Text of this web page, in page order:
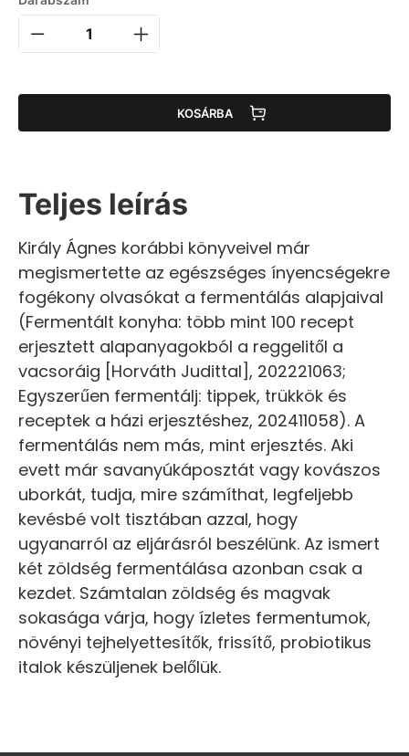
KOSÁRBA
Teljes leírás
Király Ágnes korábbi könyveivel már
megismertette az egészséges ínyencségekre
fogékony olvasókat a fermentálás alapjaival
(Fermentált konyha: több mint 100 recept
erjesztett alapanyagokból a reggelitől a
vacsoráig [Horváth Judittal], 202221063;
Egyszerűen fermentálj: tippek, trükkök és
receptek a házi erjesztéshez, 202411058). A
fermentálás nem más, mint erjesztés. Aki
evett már savanyúkáposztát vagy kovászos
uborkát, tudja, mire számíthat, legfeljebb
kevésbé volt tisztában azzal, hogy
ugyanarról az eljárásról beszélünk. Az ismert
két zöldség fermentálása azonban csak a
kezdet. Számtalan zöldség és magvak
sokasága várja, hogy ízletes fermentumok,
növényi tejhelyettesítők, frissítő, probiotikus
italok készüljenek belőlük.